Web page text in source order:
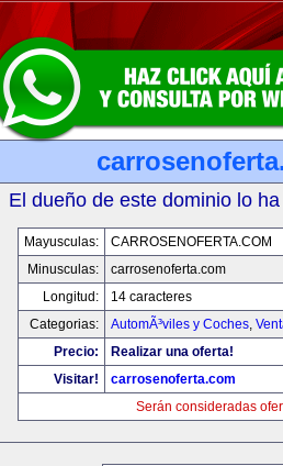
El dueño de este dominio lo
Mayusculas:
CARROSENOFERTA.COM
Minusculas:
carrosenoferta.com
Longitud:
14 caracteres
Categorias:
AutomÃ³viles y Coches,
Precio:
Realizar una oferta!
Visitar!
carrosenoferta.com
Serán consideradas